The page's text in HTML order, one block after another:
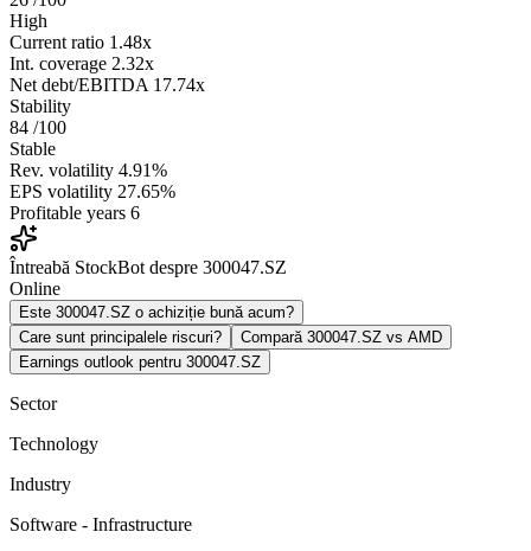
High
Current ratio 1.48x
Int. coverage 2.32x
Net debt/EBITDA 17.74x
Stability
84 /100
Stable
Rev. volatility 4.91%
EPS volatility 27.65%
Profitable years 6
Întreabă StockBot despre 300047.SZ
Online
Este 300047.SZ o achiziție bună acum?
Care sunt principalele riscuri?
Compară 300047.SZ vs AMD
Earnings outlook pentru 300047.SZ
Sector
Technology
Industry
Software - Infrastructure